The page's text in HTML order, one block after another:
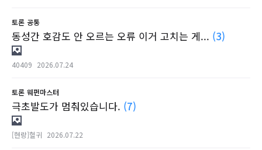
토론 공통
동성간 호감도 안 오르는 오류 이거 고치는 게... (3)
40409 2026.07.24
토론 웨펀마스터
극초발도가 멈춰있습니다. (7)
[현랑]혈귀 2026.07.22